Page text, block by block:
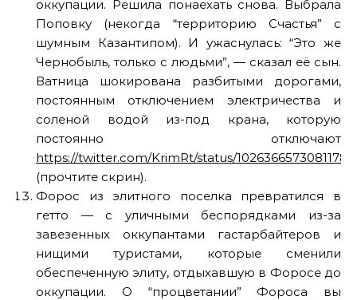
оккупации. Решила понаехать снова. Выбрала
Поповку (некогда “территорию Счастья” с
шумным Казантипом). И ужаснулась: “Это же
Чернобыль, только с людьми”, — сказал её сын.
Ватница шокирована разбитыми дорогами,
постоянным отключением электричества и
соленой водой из-под крана, которую
постоянно отключают
https://twitter.com/KrimRt/status/
(прочтите скрин).
Форос из элитного поселка превратился в
гетто — с уличными беспорядками из-за
завезенных оккупантами гастарбайтеров и
нищими туристами, которые сменили
обеспеченную элиту, отдыхавшую в Форосе до
оккупации. О “процветании” Фороса вы